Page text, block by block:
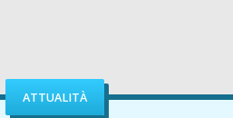
ATTUALITÀ